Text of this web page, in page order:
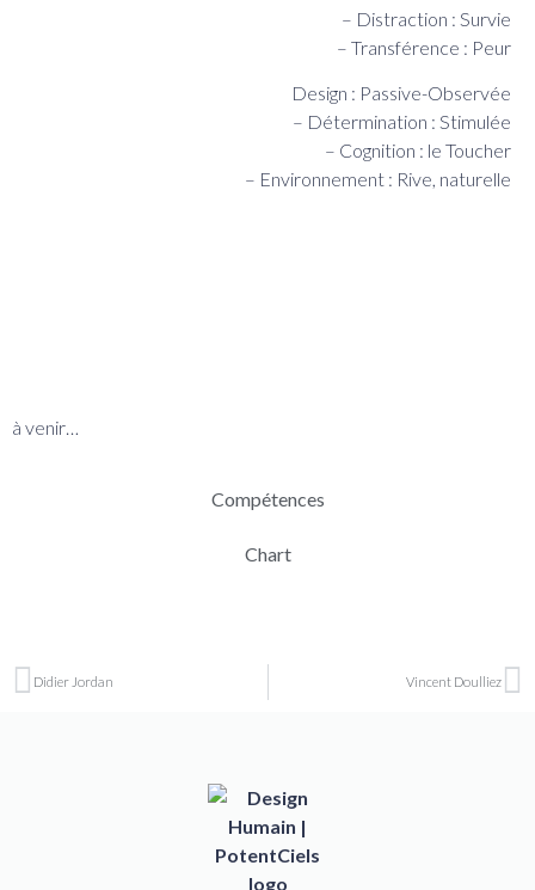
– Distraction : Survie
– Transférence : Peur
Design : Passive-Observée
– Détermination : Stimulée
– Cognition : le Toucher
– Environnement : Rive, naturelle
Compétences
Chart
à venir…
Didier Jordan Vincent Doulliez